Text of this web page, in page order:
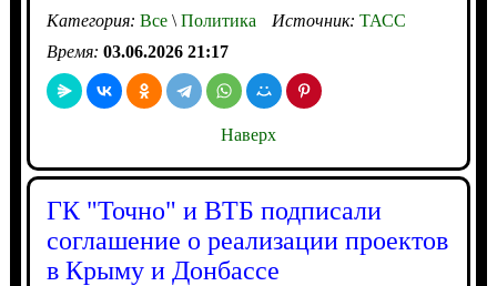
Категория: Все\Политика Источник: ТАСС
Время: 03.06.2026 21:17
Наверх
ГК "Точно" и ВТБ подписали
соглашение о реализации проектов
в Крыму и Донбассе